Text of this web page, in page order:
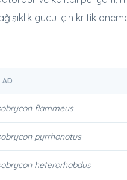
gücü için kritik
AD
flammeus
pyrrhonotus
heterorhabdus